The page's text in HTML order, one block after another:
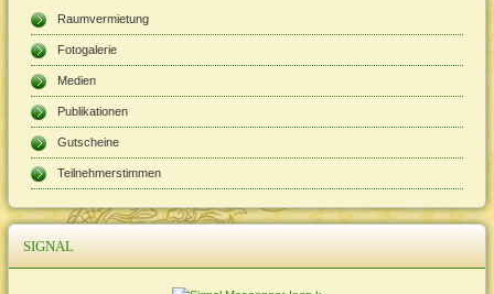
Raumvermietung
Fotogalerie
Medien
Publikationen
Gutscheine
Teilnehmerstimmen
SIGNAL